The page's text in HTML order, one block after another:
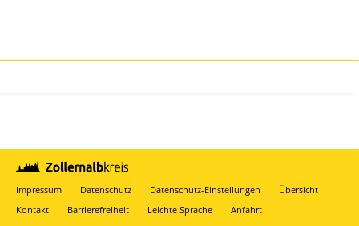
Impressum Datenschutz Datenschutz-Einstellungen
Übersicht
Kontakt
Barrierefreiheit Leichte Sprache Anfahrt